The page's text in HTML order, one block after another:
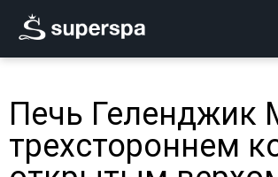
Печь Геленджик
трехстороннем